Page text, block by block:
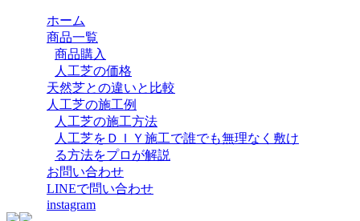
ホーム
商品一覧
商品購入
人工芝の価格
天然芝との違いと比較
人工芝の施工例
人工芝の施工方法
人工芝をＤＩＹ施工で誰でも無理なく敷け
る方法をプロが解説
お問い合わせ
LINEで問い合わせ
instagram